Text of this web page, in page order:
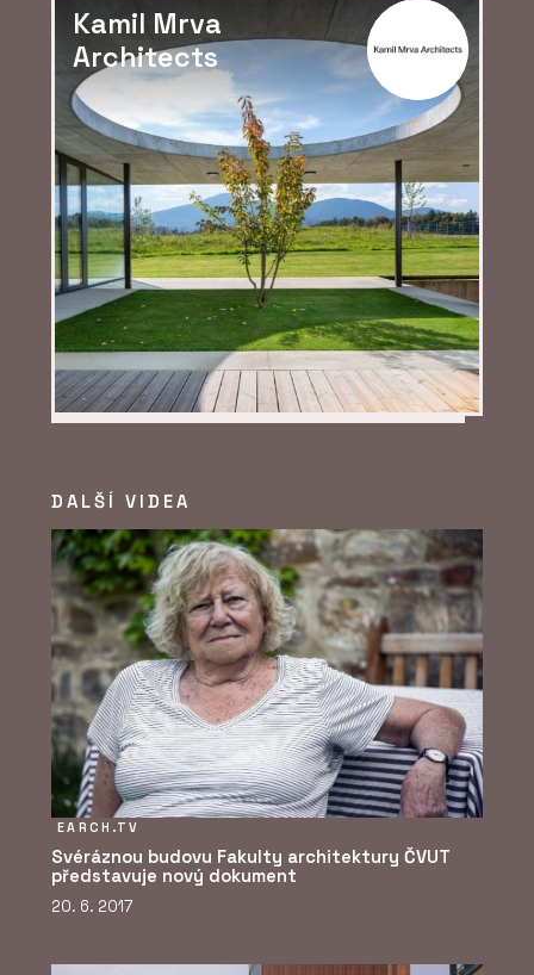
Kamil Mrva
Architects
DALŠÍ VIDEA
EARCH.TV
Svéráznou budovu Fakulty architektury ČVUT
představuje nový dokument
20. 6. 2017